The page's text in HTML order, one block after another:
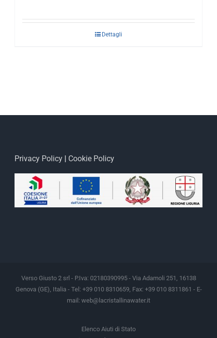
Dettagli
Privacy Policy | Cookie Policy
Verso Giusto 2 srl - P.Iva: 02180390995 - Via Adamoli 251, 16138
Genova (GE), Italia - Tel: +39 010 8310659, Fax: +39 010 8311861 - E-
mail: web@lacristallinawater.it
Elenco Aiuti di Stato